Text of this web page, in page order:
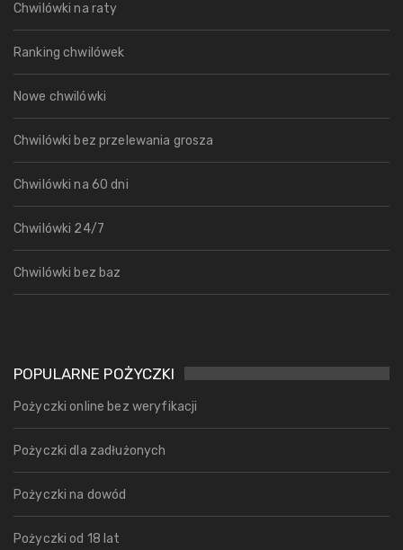
Chwilówki na raty
Ranking chwilówek
Nowe chwilówki
Chwilówki bez przelewania grosza
Chwilówki na 60 dni
Chwilówki 24/7
Chwilówki bez baz
POPULARNE POŻYCZKI
Pożyczki online bez weryfikacji
Pożyczki dla zadłużonych
Pożyczki na dowód
Pożyczki od 18 lat